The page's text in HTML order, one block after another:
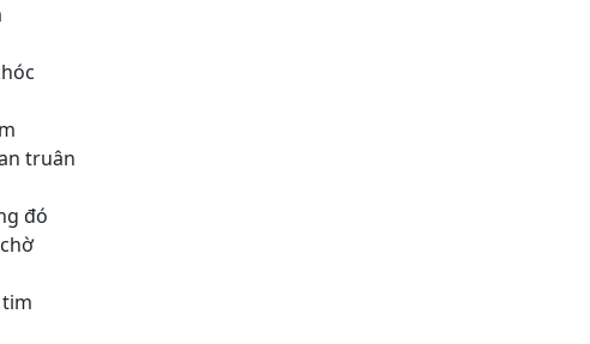
truân
đó